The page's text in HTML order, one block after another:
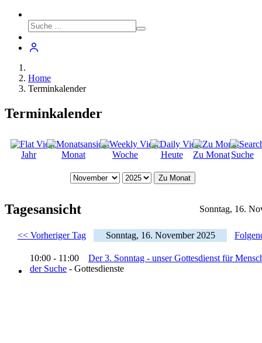
Home
Terminkalender
Terminkalender
Jahr Monat Woche Heute Zu MonatSuche
Zu Monat
Tagesansicht Sonntag, 16.
<< Vorheriger Tag Sonntag, 16. November 2025
10:00 - 11:00 Der 3. Sonntag - unser Gottesdienst für
der Suche - Gottesdienste